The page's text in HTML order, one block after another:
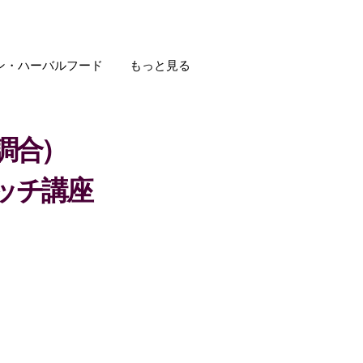
ハーバルフード もっと見る
）
チ講座